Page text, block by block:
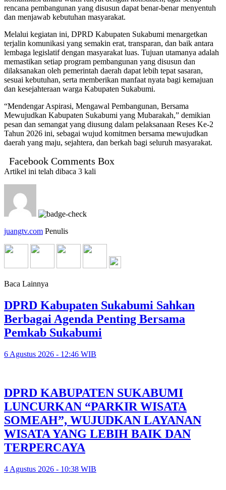
rencana pembangunan yang disusun dapat benar-benar menyentuh
dan menjawab kebutuhan masyarakat.
Melalui kegiatan ini, DPRD Kabupaten Sukabumi menargetkan
terjalin komunikasi yang semakin erat, transparan, dan baik antara
lembaga legislatif dengan masyarakat luas. Tujuan utamanya adalah
memastikan setiap program pembangunan yang disusun dan
dilaksanakan oleh pemerintah daerah dapat lebih tepat sasaran,
sesuai kebutuhan, serta memberikan manfaat nyata bagi kemajuan
dan kesejahteraan warga Kabupaten Sukabumi.
“Mendengar Aspirasi, Mengawal Pembangunan, Bersama
Mewujudkan Kabupaten Sukabumi yang Mubarakah,” demikian
pesan dan semangat yang diusung dalam pelaksanaan Reses Ke-2
Tahun 2026 ini, sebagai wujud komitmen bersama mewujudkan
daerah yang maju, sejahtera, dan berkah bagi seluruh masyarakat.
Facebook Comments Box
Artikel ini telah dibaca 3 kali
juangtv.com Penulis
Baca Lainnya
DPRD Kabupaten Sukabumi Sahkan
Berbagai Agenda Penting Bersama
Pemkab Sukabumi
6 Agustus 2026 - 12:46 WIB
DPRD KABUPATEN SUKABUMI
LUNCURKAN “PARKIR WISATA
SOMEAH”, WUJUDKAN LAYANAN
WISATA YANG LEBIH BAIK DAN
TERPERCAYA
4 Agustus 2026 - 10:38 WIB